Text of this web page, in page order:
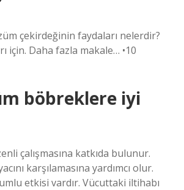
çekirdeğinin faydaları nelerdir?
için. Daha fazla makale… •10
böbreklere iyi
çalışmasına katkıda bulunur.
karşılamasına yardımcı olur.
etkisi vardır. Vücuttaki iltihabı